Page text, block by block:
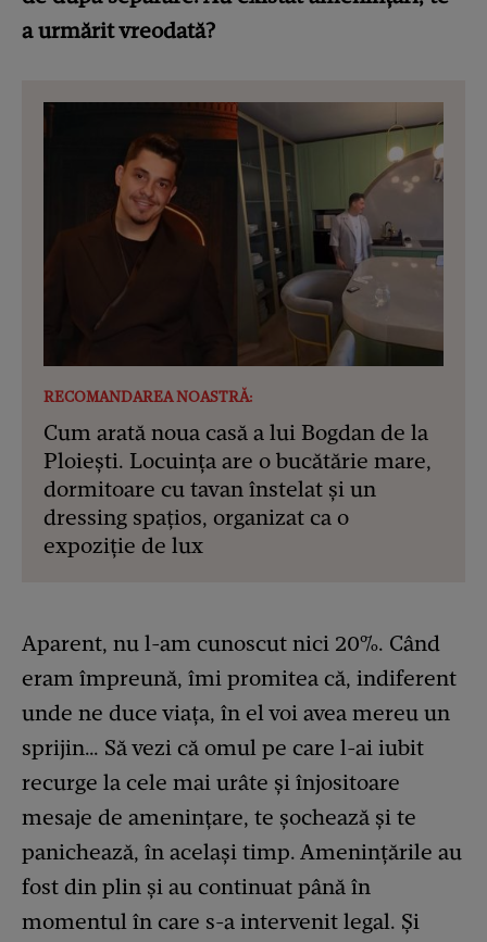
a urmărit vreodată?
RECOMANDAREA NOASTRĂ:
Cum arată noua casă a lui Bogdan de la
Ploiești. Locuința are o bucătărie mare,
dormitoare cu tavan înstelat și un
dressing spațios, organizat ca o
expoziție de lux
Aparent, nu l-am cunoscut nici 20%. Când
eram împreună, îmi promitea că, indiferent
unde ne duce viața, în el voi avea mereu un
sprijin… Să vezi că omul pe care l-ai iubit
recurge la cele mai urâte și înjositoare
mesaje de amenințare, te șochează și te
panichează, în același timp. Amenințările au
fost din plin și au continuat până în
momentul în care s-a intervenit legal. Și